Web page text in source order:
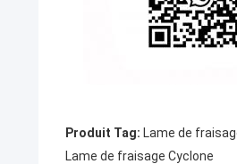
Produit Tag: Lame de
Lame de fraisage Cyclone